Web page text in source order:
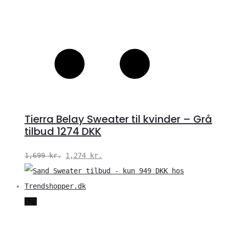
Tierra Belay Sweater til kvinder – Grå
tilbud 1274 DKK
1,699kr. Den
oprindelige
pris
1,274 kr.
aktuelle
32%